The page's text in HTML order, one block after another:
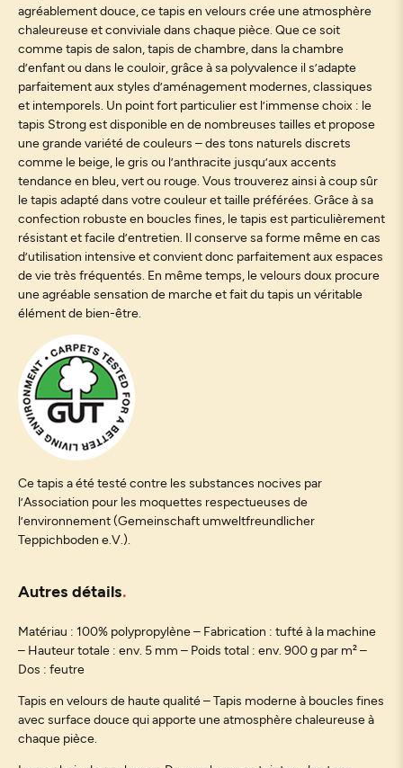
agréablement douce, ce tapis en velours crée une atmosphère
chaleureuse et conviviale dans chaque pièce. Que ce soit
comme tapis de salon, tapis de chambre, dans la chambre
d’enfant ou dans le couloir, grâce à sa polyvalence il s’adapte
parfaitement aux styles d’aménagement modernes, classiques
et intemporels. Un point fort particulier est l’immense choix : le
tapis Strong est disponible en de nombreuses tailles et propose
une grande variété de couleurs – des tons naturels discrets
comme le beige, le gris ou l’anthracite jusqu’aux accents
tendance en bleu, vert ou rouge. Vous trouverez ainsi à coup sûr
le tapis adapté dans votre couleur et taille préférées. Grâce à sa
confection robuste en boucles fines, le tapis est particulièrement
résistant et facile d’entretien. Il conserve sa forme même en cas
d’utilisation intensive et convient donc parfaitement aux espaces
de vie très fréquentés. En même temps, le velours doux procure
une agréable sensation de marche et fait du tapis un véritable
élément de bien-être.
Ce tapis a été testé contre les substances nocives par
l’Association pour les moquettes respectueuses de
l’environnement (Gemeinschaft umweltfreundlicher
Teppichboden e.V.).
Autres détails
Matériau : 100% polypropylène – Fabrication : tufté à la machine
– Hauteur totale : env. 5 mm – Poids total : env. 900 g par m² –
Dos : feutre
Tapis en velours de haute qualité – Tapis moderne à boucles fines
avec surface douce qui apporte une atmosphère chaleureuse à
chaque pièce.